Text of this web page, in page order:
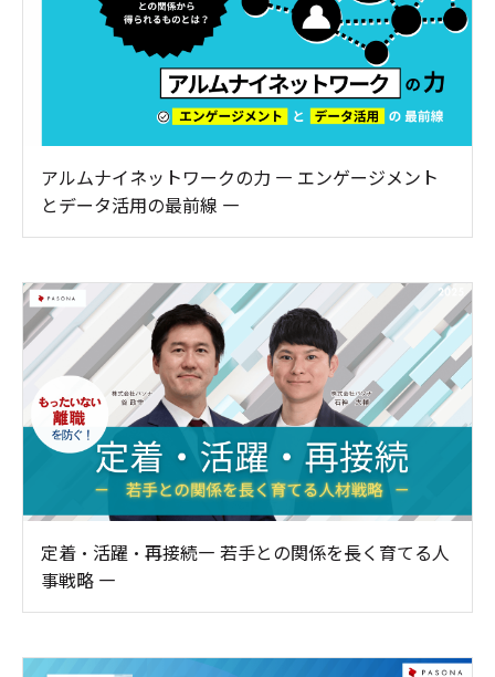
アルムナイネットワークの力 ― エンゲージメント
とデータ活用の最前線 ―
定着・活躍・再接続― 若手との関係を長く育てる人
事戦略 ―